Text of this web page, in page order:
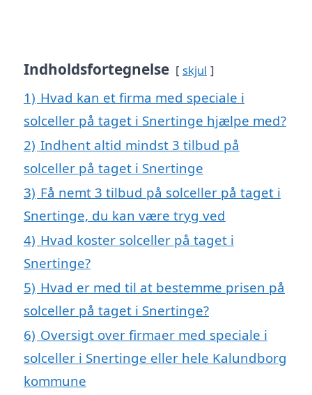
Indholdsfortegnelse skjul
1) Hvad kan et firma med speciale i
solceller på taget i Snertinge hjælpe med?
2) Indhent altid mindst 3 tilbud på
solceller på taget i Snertinge
3) Få nemt 3 tilbud på solceller på taget i
Snertinge, du kan være tryg ved
4) Hvad koster solceller på taget i
Snertinge?
5) Hvad er med til at bestemme prisen på
solceller på taget i Snertinge?
6) Oversigt over firmaer med speciale i
solceller i Snertinge eller hele Kalundborg
kommune